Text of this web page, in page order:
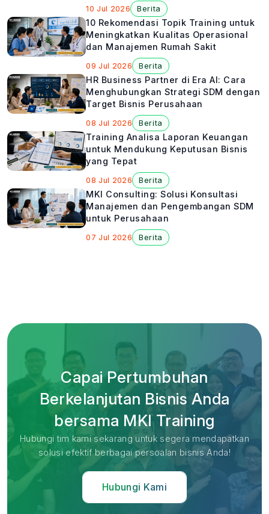
10 Jul 2026 Berita
10 Rekomendasi Topik Training untuk
Meningkatkan Kualitas Operasional
dan Manajemen Rumah Sakit
09 Jul 2026 Berita
HR Business Partner di Era AI: Cara
Menghubungkan Strategi SDM dengan
Target Bisnis Perusahaan
08 Jul 2026 Berita
Training Analisa Laporan Keuangan
untuk Mendukung Keputusan Bisnis
yang Tepat
08 Jul 2026 Berita
MKI Consulting: Solusi Konsultasi
Manajemen dan Pengembangan SDM
untuk Perusahaan
07 Jul 2026 Berita
Capai Pertumbuhan
Berkelanjutan Bisnis Anda
bersama MKI Training
Hubungi tim kami sekarang untuk segera mendapatkan
solusi efektif berbagai persoalan bisnis Anda!
Hubungi Kami